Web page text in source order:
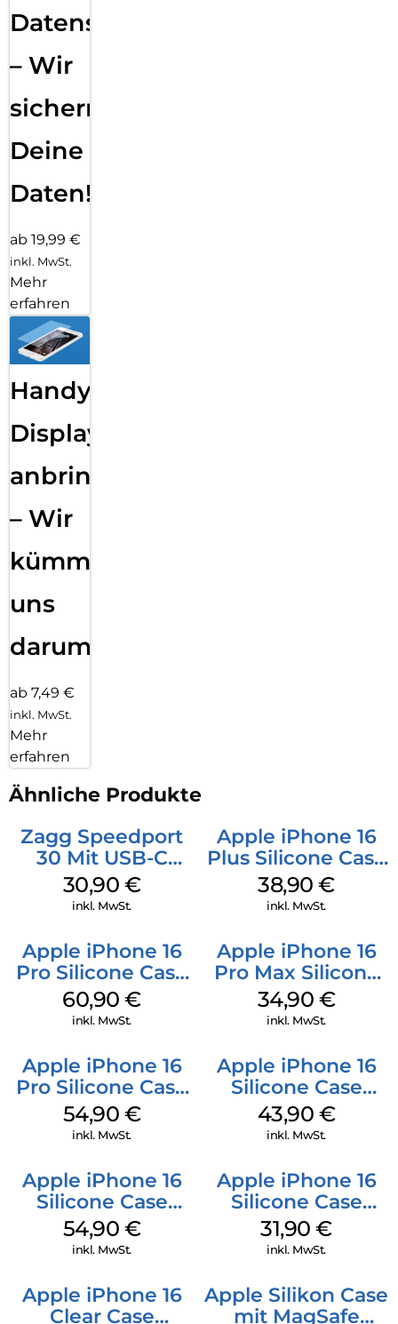
Datensicherung
– Wir
sichern
Deine
Daten!
ab 19,99 €
inkl. MwSt.
Mehr
erfahren
Handy
Displayfolie
anbringen
– Wir
kümmern
uns
darum!
ab 7,49 €
inkl. MwSt.
Mehr
erfahren
Ähnliche Produkte
Zagg Speedport
30 Mit USB-C
Kabel Weiß
30,90 €
inkl. MwSt.
Apple iPhone 16
Plus Silicone Case
MagSafe Denim
38,90€
inkl. MwSt.
Apple iPhone 16
Pro Silicone Case
MagSafe Stone
Gray
60,90€
inkl. MwSt.
Apple iPhone 16
Pro Max Silicone
Case MagSafe
Denim
34,90 €
inkl. MwSt.
Apple iPhone 16
Pro Silicone Case
MagSafe Black
54,90 €
inkl. MwSt.
Apple iPhone 16
Silicone Case
MagSafe Plum
43,90 €
inkl. MwSt.
Apple iPhone 16
Silicone Case
MagSafe Black
54,90 €
inkl. MwSt.
Apple iPhone 16
Silicone Case
MagSafe Fuchsia
31,90€
inkl. MwSt.
Apple iPhone 16
Clear Case
Apple Silikon Case
mit MagSafe